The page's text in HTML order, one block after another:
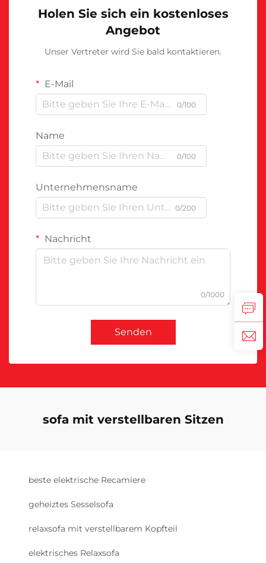
Holen Sie sich ein kostenloses
Angebot
Unser Vertreter wird Sie bald kontaktieren.
E-Mail
0/100
Name
0/100
Unternehmensname
0/200
Nachricht
0/1000
Senden
sofa mit verstellbaren Sitzen
beste elektrische Recamiere
geheiztes Sesselsofa
relaxsofa mit verstellbarem Kopfteil
elektrisches Relaxsofa